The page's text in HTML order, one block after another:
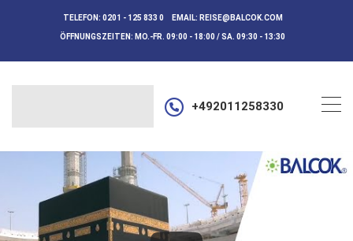
TELEFON: 0201 - 125 833 0 EMAIL: REISE@BALCOK.COM
ÖFFNUNGSZEITEN: MO.-FR. 09:00 - 18:00 / SA. 09:30 - 13:30
+492011258330